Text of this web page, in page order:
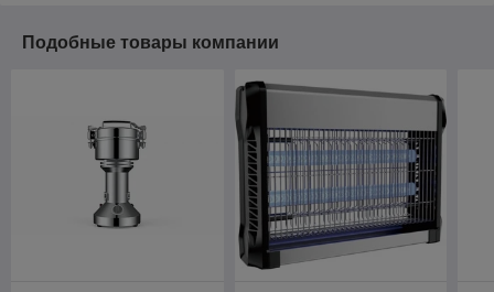
Подобные товары компании